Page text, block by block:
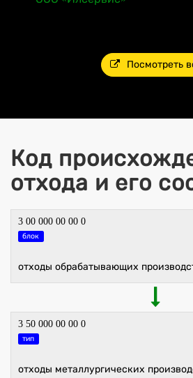
Посмотреть
Код
отхода и его
3 00 000 00 00 0
блок
отходы обрабатывающих
3 50 000 00 00 0
тип
отходы металлургических